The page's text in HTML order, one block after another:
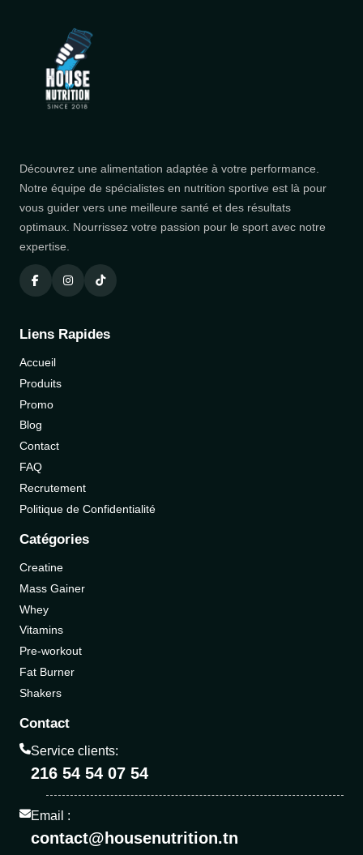
Découvrez une alimentation adaptée à votre performance.
Notre équipe de spécialistes en nutrition sportive est là pour
vous guider vers une meilleure santé et des résultats
optimaux. Nourrissez votre passion pour le sport avec notre
expertise.
Liens Rapides
Accueil
Produits
Promo
Blog
Contact
FAQ
Recrutement
Politique de Confidentialité
Catégories
Creatine
Mass Gainer
Whey
Vitamins
Pre-workout
Fat Burner
Shakers
Contact
Service clients:
216 54 54 07 54
Email :
contact@housenutrition.tn